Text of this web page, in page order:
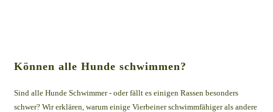
Können alle Hunde schwimmen?
Sind alle Hunde Schwimmer - oder fällt es einigen Rassen besonders
schwer? Wir erklären, warum einige Vierbeiner schwimmfähiger als andere